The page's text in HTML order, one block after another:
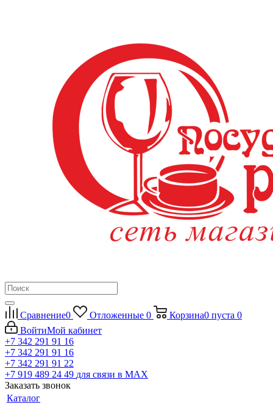
Сравнение0 Отложенные 0 Корзина0 пуста 0
ВойтиМой кабинет
+7 342 291 91 16
+7 342 291 91 16
+7 342 291 91 22
+7 919 489 24 49 для связи в МАХ
Заказать звонок
Каталог